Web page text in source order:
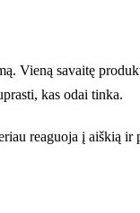
Vieną savaitę
kas odai tinka.
reaguoja į aiškią